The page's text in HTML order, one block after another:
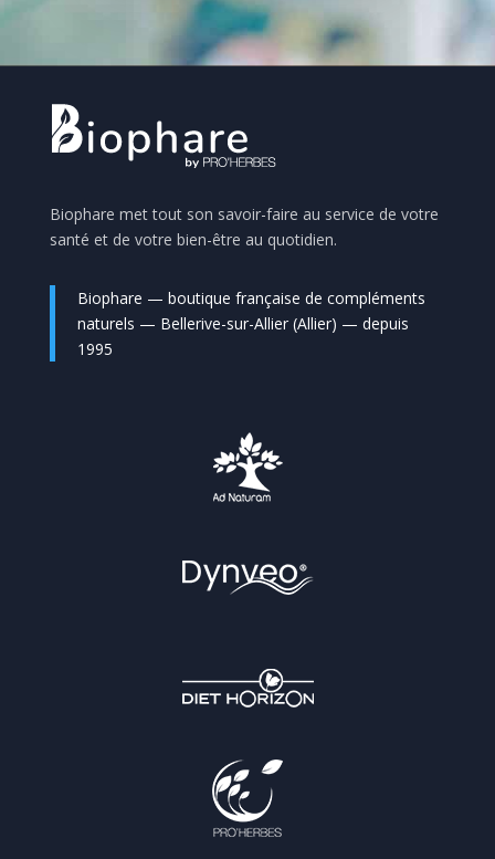
Biophare met tout son savoir-faire au service de votre
santé et de votre bien-être au quotidien.
Biophare — boutique française de compléments
naturels — Bellerive-sur-Allier (Allier) — depuis
1995